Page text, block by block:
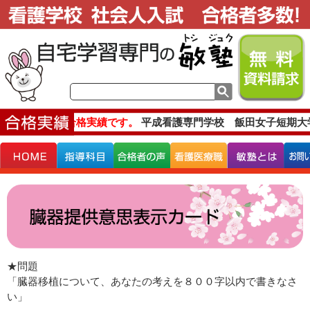
主な合格実績です。 平成看護専門学校 飯田女子短期
★問題
「臓器移植について、あなたの考えを８００字以内で書きなさ
い」